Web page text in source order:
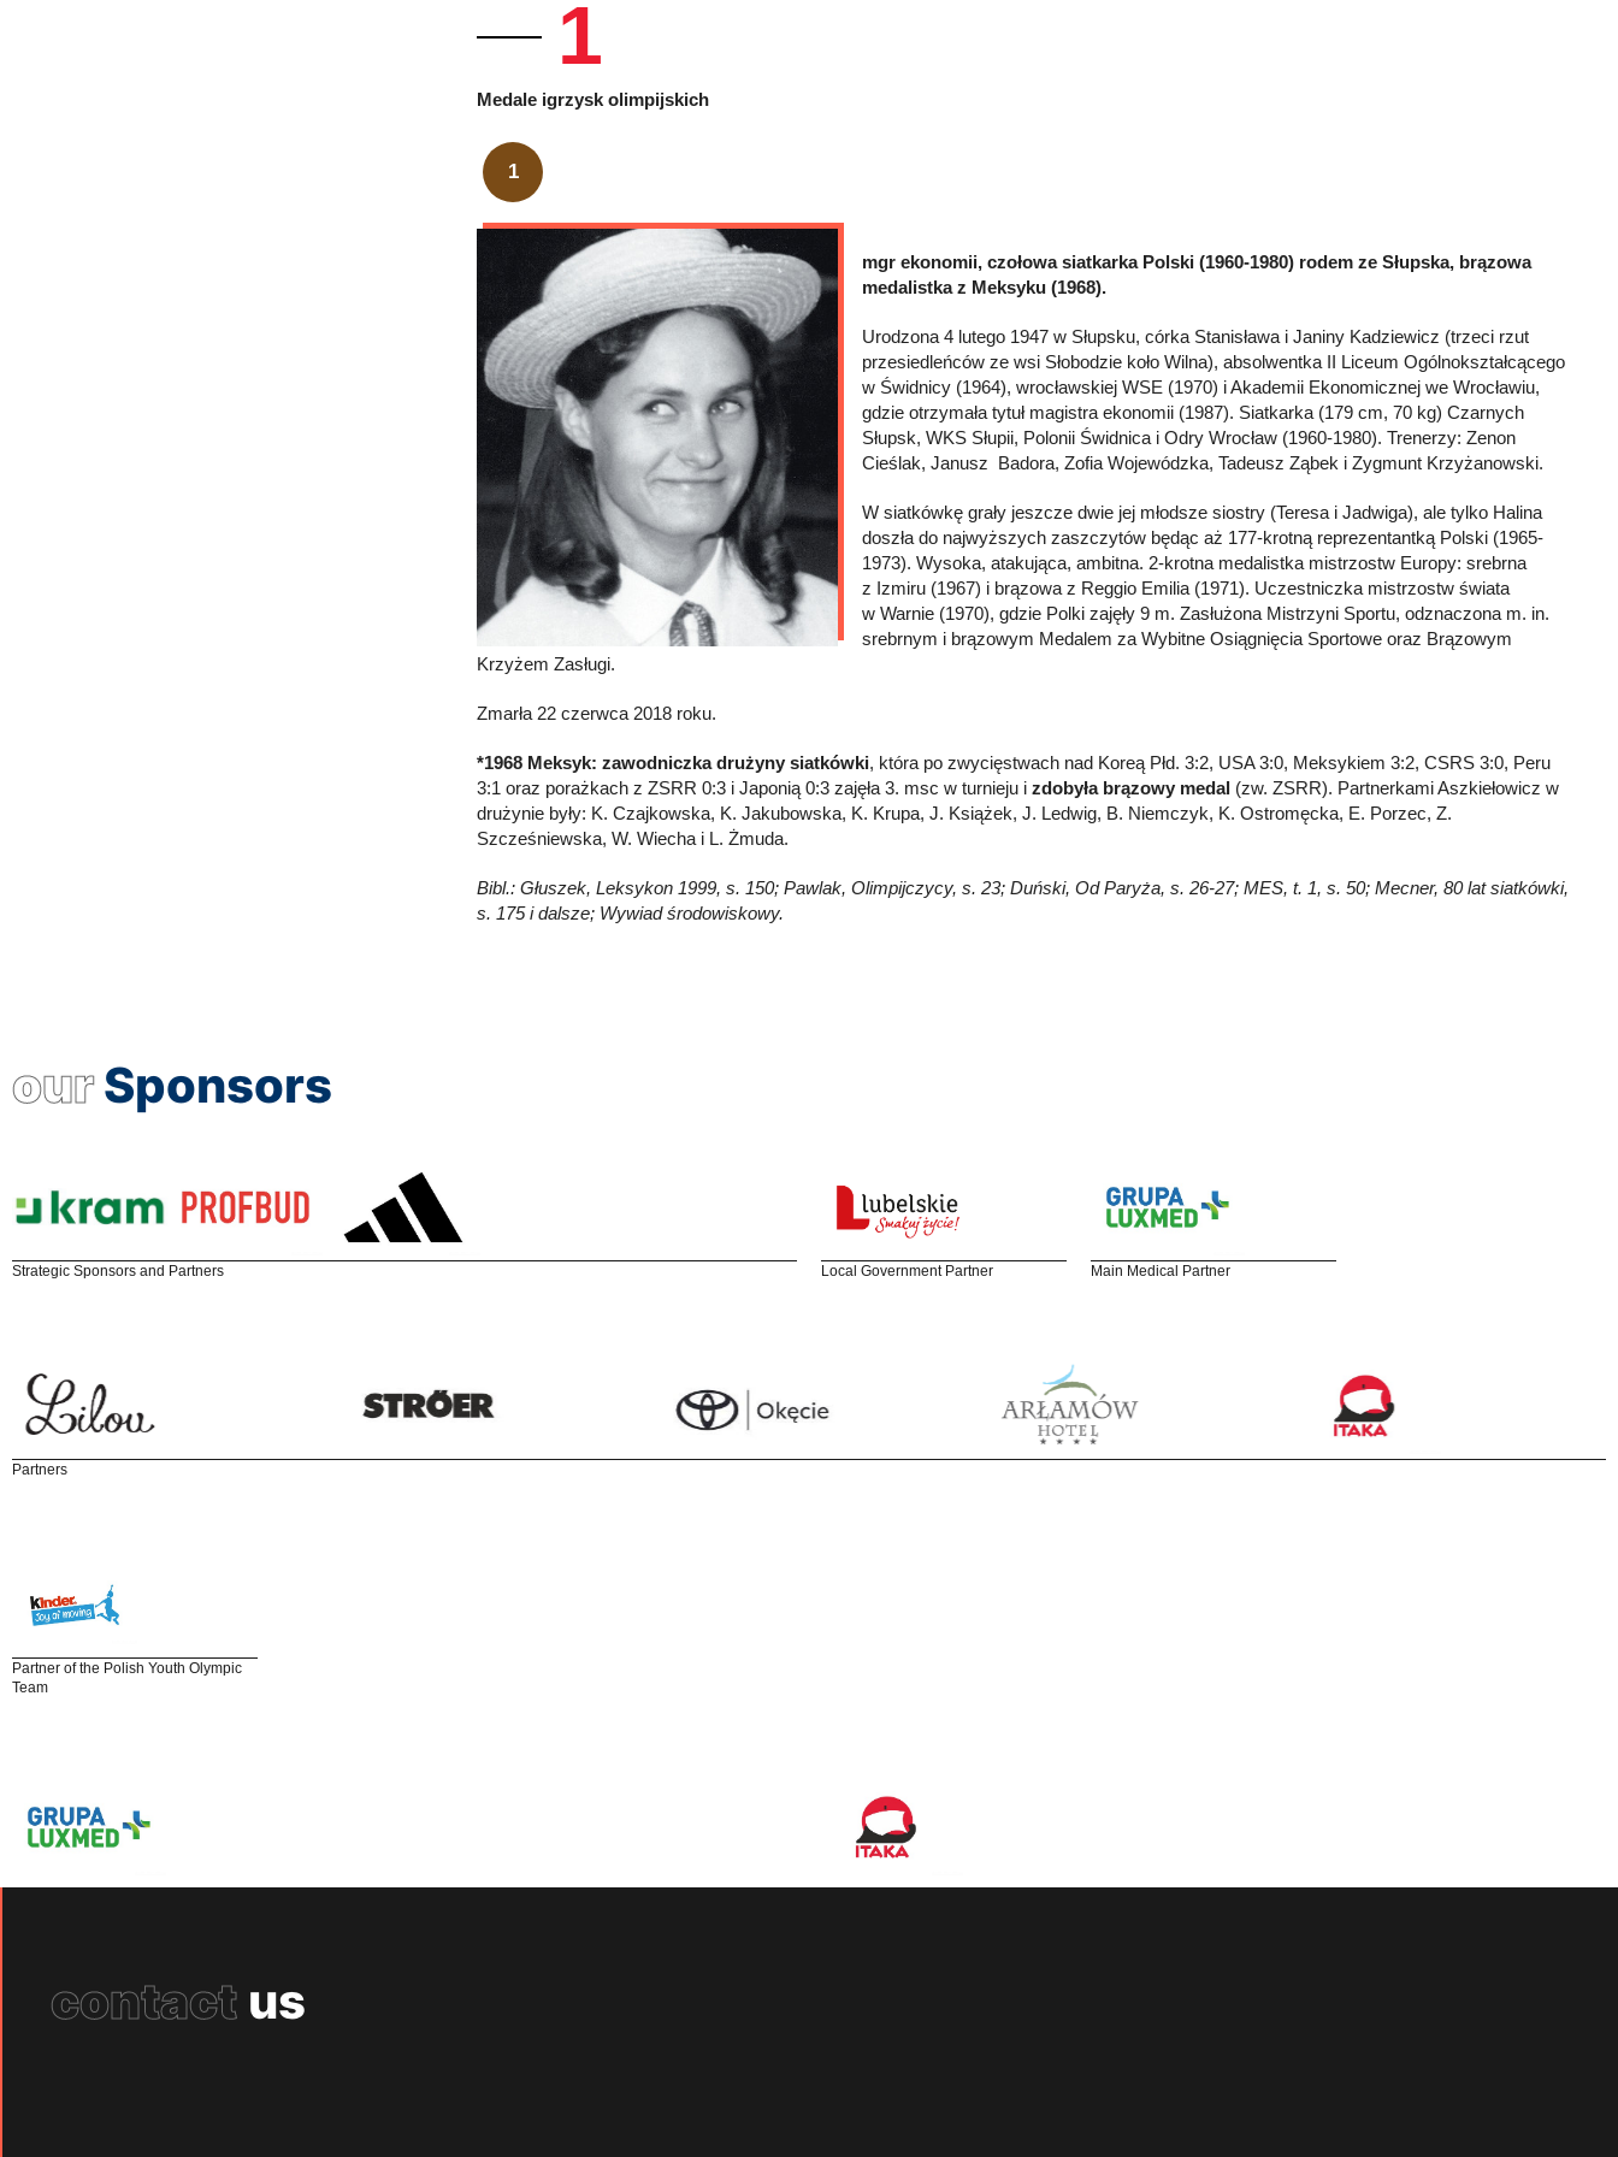
1
Medale igrzysk olimpijskich
1
mgr ekonomii, czołowa siatkarka Polski (1960-1980) rodem ze Słupska, brązowa
medalistka z Meksyku (1968).
Urodzona 4 lutego 1947 w Słupsku, córka Stanisława i Janiny Kadziewicz (trzeci rzut
przesiedleńców ze wsi Słobodzie koło Wilna), absolwentka II Liceum Ogólnokształcącego
w Świdnicy (1964), wrocławskiej WSE (1970) i Akademii Ekonomicznej we Wrocławiu,
gdzie otrzymała tytuł magistra ekonomii (1987). Siatkarka (179 cm, 70 kg) Czarnych
Słupsk, WKS Słupii, Polonii Świdnica i Odry Wrocław (1960-1980). Trenerzy: Zenon
Cieślak, Janusz Badora, Zofia Wojewódzka, Tadeusz Ząbek i Zygmunt Krzyżanowski.
W siatkówkę grały jeszcze dwie jej młodsze siostry (Teresa i Jadwiga), ale tylko Halina
doszła do najwyższych zaszczytów będąc aż 177-krotną reprezentantką Polski (1965-
1973). Wysoka, atakująca, ambitna. 2-krotna medalistka mistrzostw Europy: srebrna
z Izmiru (1967) i brązowa z Reggio Emilia (1971). Uczestniczka mistrzostw świata
w Warnie (1970), gdzie Polki zajęły 9 m. Zasłużona Mistrzyni Sportu, odznaczona m. in.
srebrnym i brązowym Medalem za Wybitne Osiągnięcia Sportowe oraz Brązowym
Krzyżem Zasługi.
Zmarła 22 czerwca 2018 roku.
*1968 Meksyk: zawodniczka drużyny siatkówki, która po zwycięstwach nad Koreą Płd. 3:2, USA 3:0, Meksykiem 3:2, CSRS 3:0, Peru
3:1 oraz porażkach z ZSRR 0:3 i Japonią 0:3 zajęła 3. msc w turnieju i zdobyła brązowy medal (zw. ZSRR). Partnerkami Aszkiełowicz w
drużynie były: K. Czajkowska, K. Jakubowska, K. Krupa, J. Książek, J. Ledwig, B. Niemczyk, K. Ostromęcka, E. Porzec, Z.
Szcześniewska, W. Wiecha i L. Żmuda.
Bibl.: Głuszek, Leksykon 1999, s. 150; Pawlak, Olimpijczycy, s. 23; Duński, Od Paryża, s. 26-27; MES, t. 1, s. 50; Mecner, 80 lat siatkówki,
s. 175 i dalsze; Wywiad środowiskowy.
ourSponsors
Strategic Sponsors and Partners Local Government Partner Main Medical Partner
Partners
Partner of the Polish Youth Olympic
Team
contact us